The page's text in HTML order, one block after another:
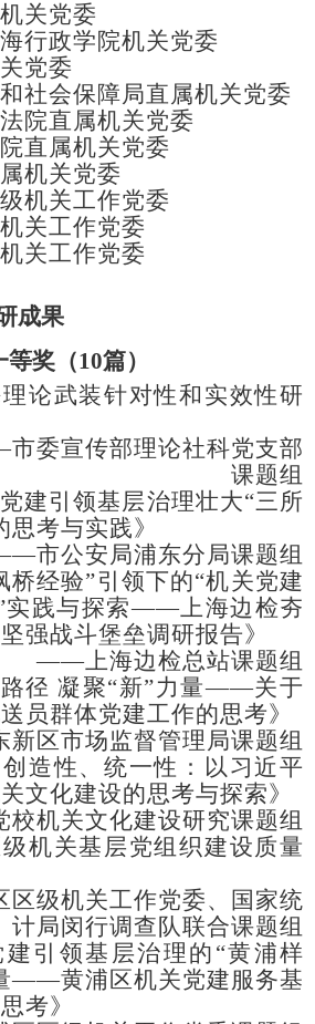
关党委
行政学院机关党委
党委
社会保障局直属机关党委
院直属机关党委
直属机关党委
机关党委
机关工作党委
关工作党委
关工作党委
成果
等奖（10篇）
理论武装针对性和实效性研
委宣传部理论社科党支部
课题组
党建引领基层治理壮大“三所
考与实践》
市公安局浦东分局课题组
桥经验”引领下的“机关党建
实践与探索——上海边检夯
强战斗堡垒调研报告》
——上海边检总站课题组
路径 凝聚“新”力量——关于
员群体党建工作的思考》
区市场监督管理局课题组
创造性、统一性：以习近平
文化建设的思考与探索》
机关文化建设研究课题组
级机关基层党组织建设质量
级机关工作党委、国家统
计局闵行调查队联合课题组
建引领基层治理的 “黄浦样
——黄浦区机关党建服务基
考》